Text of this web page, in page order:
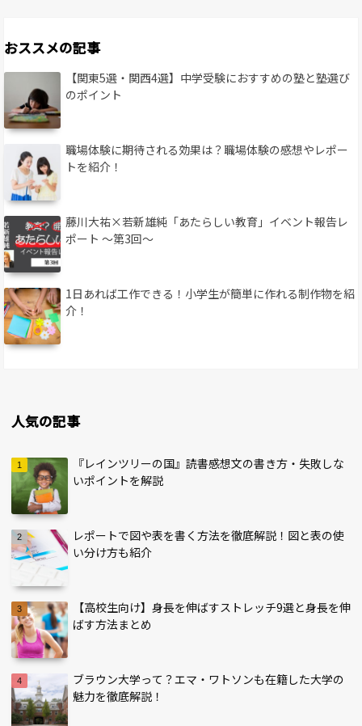
おススメの記事
【関東5選・関西4選】中学受験におすすめの塾と塾選び
のポイント
職場体験に期待される効果は？職場体験の感想やレポー
トを紹介！
藤川大祐×若新雄純「あたらしい教育」イベント報告レ
ポート 〜第3回〜
1日あれば工作できる！小学生が簡単に作れる制作物を紹
介！
人気の記事
『レインツリーの国』読書感想文の書き方・失敗しな
いポイントを解説
レポートで図や表を書く方法を徹底解説！図と表の使
い分け方も紹介
【高校生向け】身長を伸ばすストレッチ9選と身長を伸
ばす方法まとめ
ブラウン大学って？エマ・ワトソンも在籍した大学の
魅力を徹底解説！